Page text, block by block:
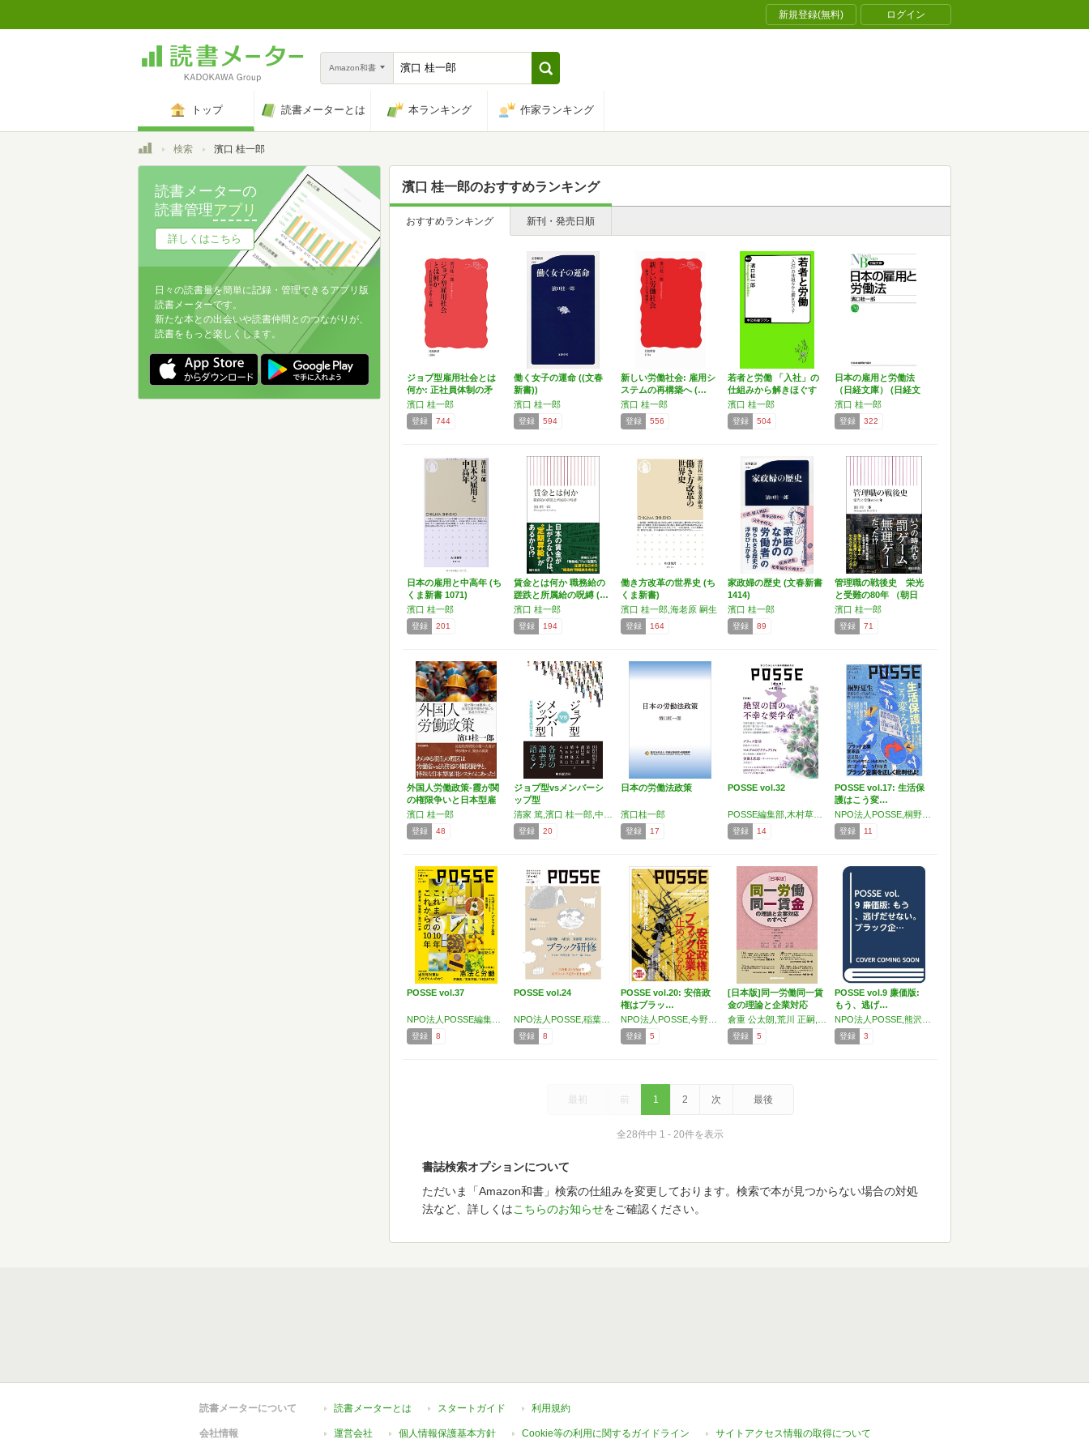
新規登録(無料) ログイン
Amazon和書
トップ 読書メーターとは 本ランキング 作家ランキング
トップ検索 濱口 桂一郎
濱口 桂一郎のおすすめランキング
おすすめランキング 新刊・発売日順
ジョブ型雇用社会とは
何か: 正社員体制の矛
盾…
濱口 桂一郎
登録 744
働く女子の運命 ((文春
新書))
濱口 桂一郎
登録 594
新しい労働社会: 雇用シ
ステムの再構築へ (…
濱口 桂一郎
登録 556
若者と労働 「入社」の
仕組みから解きほぐす
…
濱口 桂一郎
登録 504
日本の雇用と労働法
（日経文庫） (日経文
庫…
濱口 桂一郎
登録 322
日本の雇用と中高年 (ち
くま新書 1071)
濱口 桂一郎
登録 201
賃金とは何か 職務給の
蹉跌と所属給の呪縛 (…
濱口 桂一郎
登録 194
働き方改革の世界史 (ち
くま新書)
濱口 桂一郎,海老原 嗣生
登録 164
家政婦の歴史 (文春新書
1414)
濱口 桂一郎
登録 89
管理職の戦後史 栄光
と受難の80年 （朝日
新…
濱口 桂一郎
登録 71
外国人労働政策-霞が関
の権限争いと日本型雇
用…
濱口 桂一郎
登録 48
ジョブ型vsメンバーシ
ップ型
登録 20
日本の労働法政策
濱口桂一郎
登録 17
POSSE vol.32
登録 14
POSSE vol.17: 生活保
護はこう変…
登録 11
POSSE vol.37
登録 8
POSSE vol.24
登録 8
POSSE vol.20: 安倍政
権はブラッ…
登録 5
[日本版]同一労働同一賃
金の理論と企業対応
の…
登録 5
POSSE vol.9 廉価版:
もう、逃げ…
登録 3
最初 前 1 2 次 最後
全28件中 1 - 20件を表示
書誌検索オプションについて
ただいま「Amazon和書」検索の仕組みを変更しております。検索で本が見つからない場合の対処
法など、詳しくはこちらのお知らせをご確認ください。
読書メーターの
読書管理アプリ
詳しくはこちら
日々の読書量を簡単に記録・管理できるアプリ版
読書メーターです。
新たな本との出会いや読書仲間とのつながりが、
読書をもっと楽しくします。
読書メーターについて 読書メーターとは スタートガイド 利用規約
会社情報 運営会社 個人情報保護基本方針 Cookie等の利用に関するガイドライン サイトアクセス情報の取得について